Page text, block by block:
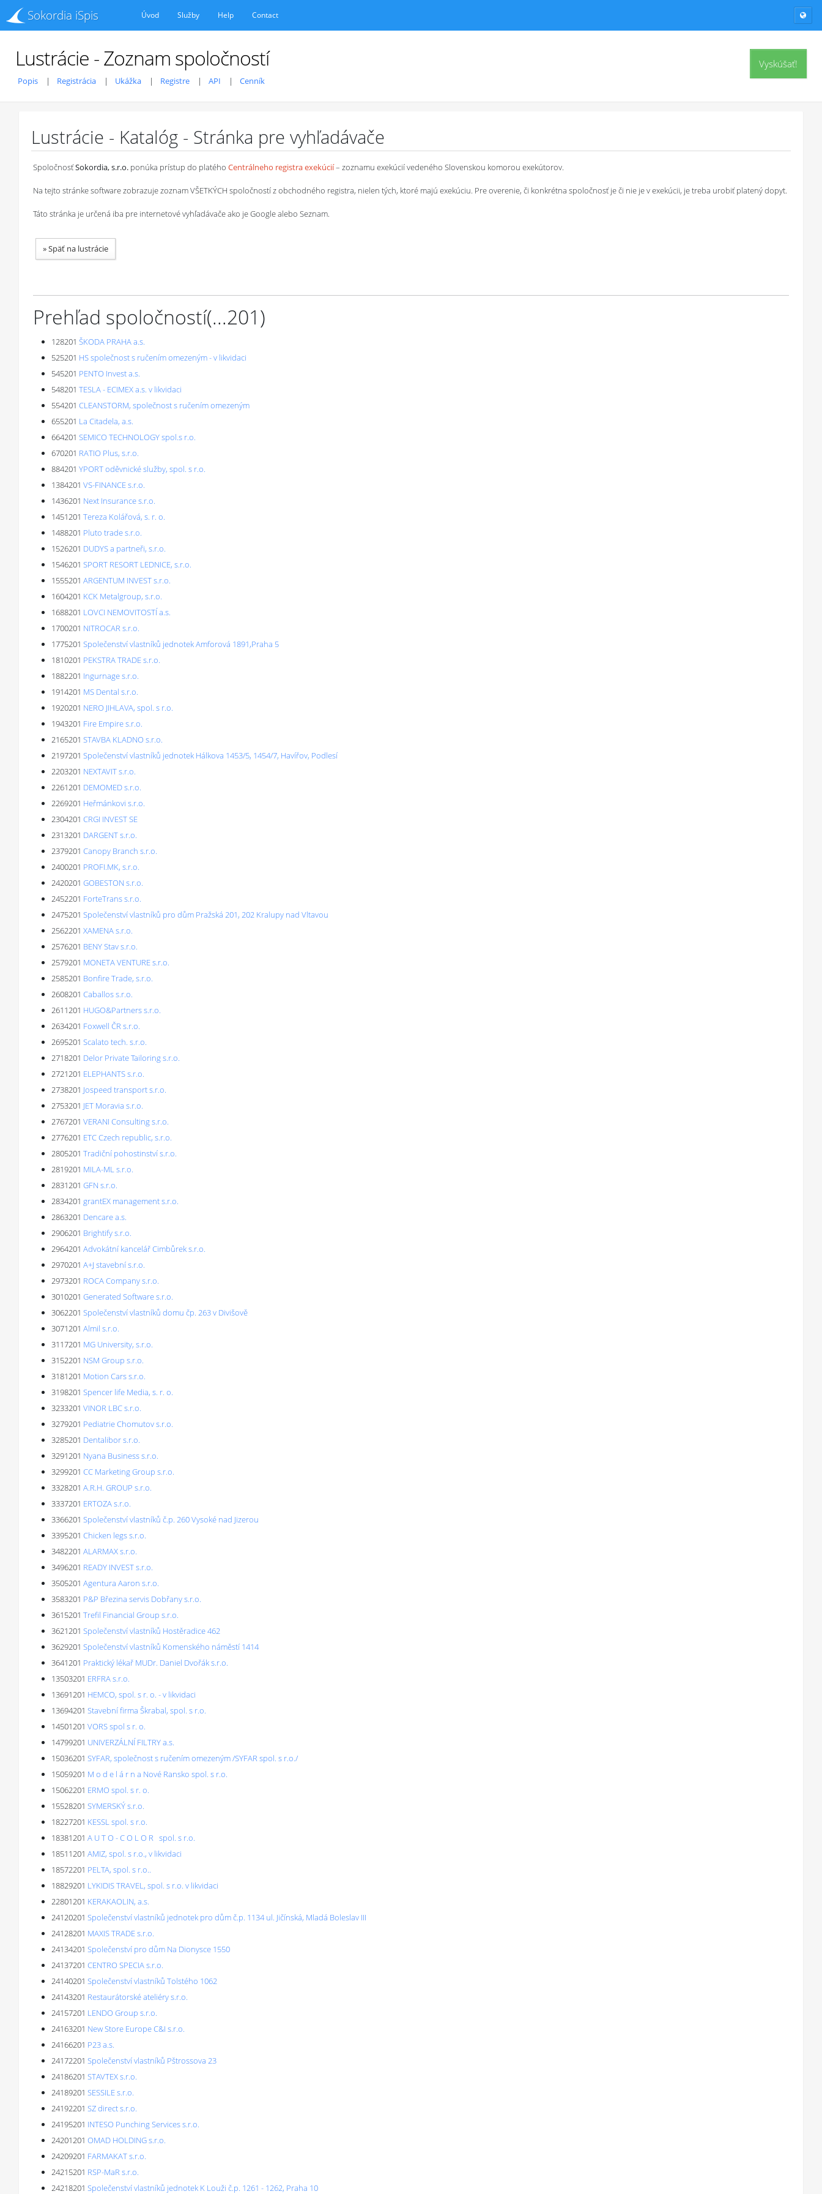
Sokordia iSpis Úvod Služby Help Contact
Vyskúšať!
Lustrácie - Zoznam spoločností
Popis Registrácia Ukážka Registre API Cenník
Lustrácie - Katalóg - Stránka pre vyhľadávače
SpoločnosťSokordia, s.r.o. ponúka prístup do platého Centrálneho registra exekúcií– zoznamu exekúcií vedeného Slovenskou komorou exekútorov.
Na tejto stránke software zobrazuje zoznam VŠETKÝCH spoločností z obchodného registra, nielen tých, ktoré majú exekúciu. Pre overenie, či konkrétna spoločnosť je či nie je v exekúcii, je treba urobiť platený dopyt.
Táto stránka je určená iba pre internetové vyhľadávače ako je Google alebo Seznam.
»Späť na lustrácie
Prehľad spoločností(...201)
128201 ŠKODA PRAHA a.s.
525201 HS společnost s ručením omezeným - v likvidaci
545201 PENTO Invest a.s.
548201 TESLA - ECIMEX a.s. v likvidaci
554201 CLEANSTORM, společnost s ručením omezeným
655201 La Citadela, a.s.
664201 SEMICO TECHNOLOGY spol.s r.o.
670201 RATIO Plus, s.r.o.
884201 YPORT oděvnické služby, spol. s r.o.
1384201 VS-FINANCE s.r.o.
1436201 Next Insurance s.r.o.
1451201 Tereza Kolářová, s. r. o.
1488201 Pluto trade s.r.o.
1526201 DUDYS a partneři, s.r.o.
1546201 SPORT RESORT LEDNICE, s.r.o.
1555201 ARGENTUM INVEST s.r.o.
1604201 KCK Metalgroup, s.r.o.
1688201 LOVCI NEMOVITOSTÍ a.s.
1700201 NITROCAR s.r.o.
1775201 Společenství vlastníků jednotek Amforová 1891,Praha 5
1810201 PEKSTRA TRADE s.r.o.
1882201 Ingurnage s.r.o.
1914201 MS Dental s.r.o.
1920201 NERO JIHLAVA, spol. s r.o.
1943201 Fire Empire s.r.o.
2165201 STAVBA KLADNO s.r.o.
2197201 Společenství vlastníků jednotek Hálkova 1453/5, 1454/7, Havířov, Podlesí
2203201 NEXTAVIT s.r.o.
2261201 DEMOMED s.r.o.
2269201 Heřmánkovi s.r.o.
2304201 CRGI INVEST SE
2313201 DARGENT s.r.o.
2379201 Canopy Branch s.r.o.
2400201 PROFI.MK, s.r.o.
2420201 GOBESTON s.r.o.
2452201 ForteTrans s.r.o.
2475201 Společenství vlastníků pro dům Pražská 201, 202 Kralupy nad Vltavou
2562201 XAMENA s.r.o.
2576201 BENY Stav s.r.o.
2579201 MONETA VENTURE s.r.o.
2585201 Bonfire Trade, s.r.o.
2608201 Caballos s.r.o.
2611201 HUGO&Partners s.r.o.
2634201 Foxwell ČR s.r.o.
2695201 Scalato tech. s.r.o.
2718201 Delor Private Tailoring s.r.o.
2721201 ELEPHANTS s.r.o.
2738201 Jospeed transport s.r.o.
2753201 JET Moravia s.r.o.
2767201 VERANI Consulting s.r.o.
2776201 ETC Czech republic, s.r.o.
2805201 Tradiční pohostinství s.r.o.
2819201 MILA-ML s.r.o.
2831201 GFN s.r.o.
2834201 grantEX management s.r.o.
2863201 Dencare a.s.
2906201 Brightify s.r.o.
2964201 Advokátní kancelář Cimbůrek s.r.o.
2970201 A+J stavební s.r.o.
2973201 ROCA Company s.r.o.
3010201 Generated Software s.r.o.
3062201 Společenství vlastníků domu čp. 263 v Divišově
3071201 Almil s.r.o.
3117201 MG University, s.r.o.
3152201 NSM Group s.r.o.
3181201 Motion Cars s.r.o.
3198201 Spencer life Media, s. r. o.
3233201 VINOR LBC s.r.o.
3279201 Pediatrie Chomutov s.r.o.
3285201 Dentalibor s.r.o.
3291201 Nyana Business s.r.o.
3299201 CC Marketing Group s.r.o.
3328201 A.R.H. GROUP s.r.o.
3337201 ERTOZA s.r.o.
3366201 Společenství vlastníků č.p. 260 Vysoké nad Jizerou
3395201 Chicken legs s.r.o.
3482201 ALARMAX s.r.o.
3496201 READY INVEST s.r.o.
3505201 Agentura Aaron s.r.o.
3583201 P&P Březina servis Dobřany s.r.o.
3615201 Trefil Financial Group s.r.o.
3621201 Společenství vlastníků Hostěradice 462
3629201 Společenství vlastníků Komenského náměstí 1414
3641201 Praktický lékař MUDr. Daniel Dvořák s.r.o.
13503201 ERFRA s.r.o.
13691201 HEMCO, spol. s r. o. - v likvidaci
13694201 Stavební firma Škrabal, spol. s r.o.
14501201 VORS spol s r. o.
14799201 UNIVERZÁLNÍ FILTRY a.s.
15036201 SYFAR, společnost s ručením omezeným /SYFAR spol. s r.o./
15059201 M o d e l á r n a Nové Ransko spol. s r.o.
15062201 ERMO spol. s r. o.
15528201 SYMERSKÝ s.r.o.
18227201 KESSL spol. s r.o.
18381201 A U T O - C O L O R spol. s r.o.
18511201 AMIZ, spol. s r.o., v likvidaci
18572201 PELTA, spol. s r.o..
18829201 LYKIDIS TRAVEL, spol. s r.o. v likvidaci
22801201 KERAKAOLIN, a.s.
24120201 Společenství vlastníků jednotek pro dům č.p. 1134 ul. Jičínská, Mladá Boleslav III
24128201 MAXIS TRADE s.r.o.
24134201 Společenství pro dům Na Dionysce 1550
24137201 CENTRO SPECIA s.r.o.
24140201 Společenství vlastníků Tolstého 1062
24143201 Restaurátorské ateliéry s.r.o.
24157201 LENDO Group s.r.o.
24163201 New Store Europe C&I s.r.o.
24166201 P23 a.s.
24172201 Společenství vlastníků Pštrossova 23
24186201 STAVTEX s.r.o.
24189201 SESSILE s.r.o.
24192201 SZ direct s.r.o.
24195201 INTESO Punching Services s.r.o.
24201201 OMAD HOLDING s.r.o.
24209201 FARMAKAT s.r.o.
24215201 RSP-MaR s.r.o.
24218201 Společenství vlastníků jednotek K Louži č.p. 1261 - 1262, Praha 10